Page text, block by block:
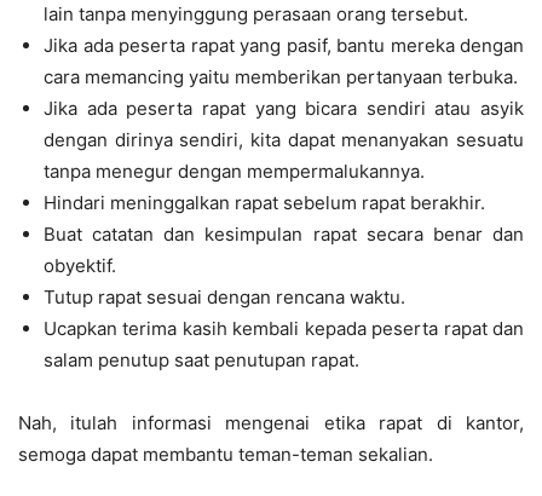
lain tanpa menyinggung perasaan orang tersebut.
Jika ada peserta rapat yang pasif, bantu mereka dengan
cara memancing yaitu memberikan pertanyaan terbuka.
Jika ada peserta rapat yang bicara sendiri atau asyik
dengan dirinya sendiri, kita dapat menanyakan sesuatu
tanpa menegur dengan mempermalukannya.
Hindari meninggalkan rapat sebelum rapat berakhir.
Buat catatan dan kesimpulan rapat secara benar dan
obyektif.
Tutup rapat sesuai dengan rencana waktu.
Ucapkan terima kasih kembali kepada peserta rapat dan
salam penutup saat penutupan rapat.
Nah, itulah informasi mengenai etika rapat di kantor,
semoga dapat membantu teman-teman sekalian.